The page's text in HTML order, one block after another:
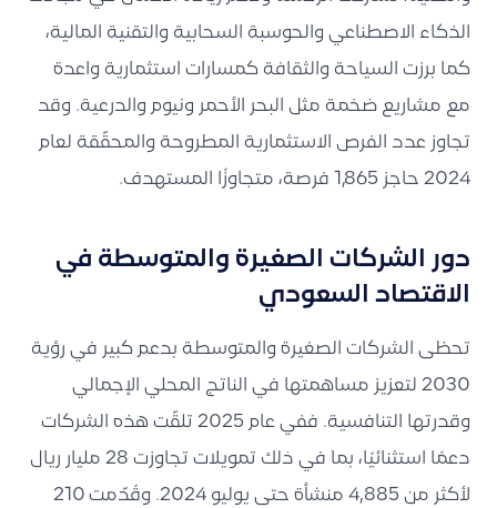
الذكاء الاصطناعي والحوسبة السحابية والتقنية المالية،
كما برزت السياحة والثقافة كمسارات استثمارية واعدة
مع مشاريع ضخمة مثل البحر الأحمر ونيوم والدرعية. وقد
تجاوز عدد الفرص الاستثمارية المطروحة والمحقّقة لعام
2024 حاجز 1,865 فرصة، متجاوزًا المستهدف.
دور الشركات الصغيرة والمتوسطة في
الاقتصاد السعودي
تحظى الشركات الصغيرة والمتوسطة بدعم كبير في رؤية
2030 لتعزيز مساهمتها في الناتج المحلي الإجمالي
وقدرتها التنافسية. ففي عام 2025 تلقّت هذه الشركات
دعمًا استثنائيًا، بما في ذلك تمويلات تجاوزت 28 مليار ريال
لأكثر من 4,885 منشأة حتى يوليو 2024. وقُدّمت 210